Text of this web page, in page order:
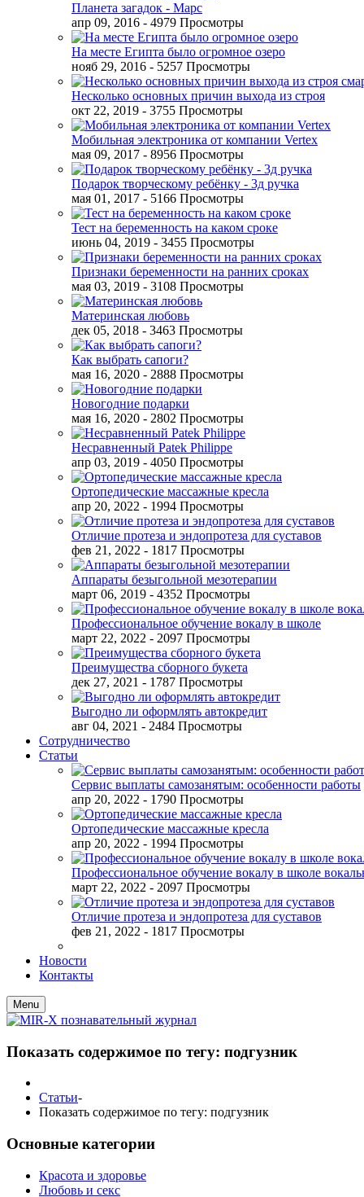
Планета загадок - Марс
апр 09, 2016 - 4979 Просмотры
На месте Египта было огромное озеро
нояб 29, 2016 - 5257 Просмотры
Несколько основных причин выхода из строя
окт 22, 2019 - 3755 Просмотры
Мобильная электроника от компании Vertex
мая 09, 2017 - 8956 Просмотры
Подарок творческому ребёнку - 3д ручка
мая 01, 2017 - 5166 Просмотры
Тест на беременность на каком сроке
июнь 04, 2019 - 3455 Просмотры
Признаки беременности на ранних сроках
мая 03, 2019 - 3108 Просмотры
Материнская любовь
дек 05, 2018 - 3463 Просмотры
Как выбрать сапоги?
мая 16, 2020 - 2888 Просмотры
Новогодние подарки
мая 16, 2020 - 2802 Просмотры
Несравненный Patek Philippe
апр 03, 2019 - 4050 Просмотры
Ортопедические массажные кресла
апр 20, 2022 - 1994 Просмотры
Отличие протеза и эндопротеза для суставов
фев 21, 2022 - 1817 Просмотры
Аппараты безыгольной мезотерапии
март 06, 2019 - 4352 Просмотры
Профессиональное обучение вокалу в школе
март 22, 2022 - 2097 Просмотры
Преимущества сборного букета
дек 27, 2021 - 1787 Просмотры
Выгодно ли оформлять автокредит
авг 04, 2021 - 2484 Просмотры
Сотрудничество
Статьи
Сервис выплаты самозанятым: особенности работы
апр 20, 2022 - 1790 Просмотры
Ортопедические массажные кресла
апр 20, 2022 - 1994 Просмотры
Профессиональное обучение вокалу в школе
март 22, 2022 - 2097 Просмотры
Отличие протеза и эндопротеза для суставов
фев 21, 2022 - 1817 Просмотры
Новости
Контакты
Menu
Показать содержимое по тегу: подгузник
Статьи-
Показать содержимое по тегу: подгузник
Основные категории
Красота и здоровье
Любовь и секс